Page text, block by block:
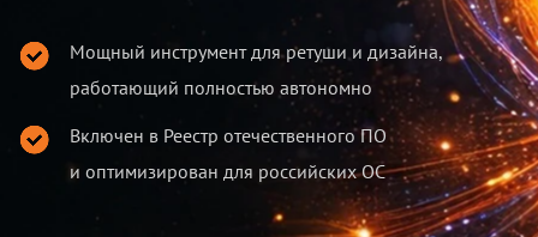
Мощный инструмент для ретуши и дизайна,
работающий полностью автономно
Включен в Реестр отечественного ПО
и оптимизирован для российских ОС